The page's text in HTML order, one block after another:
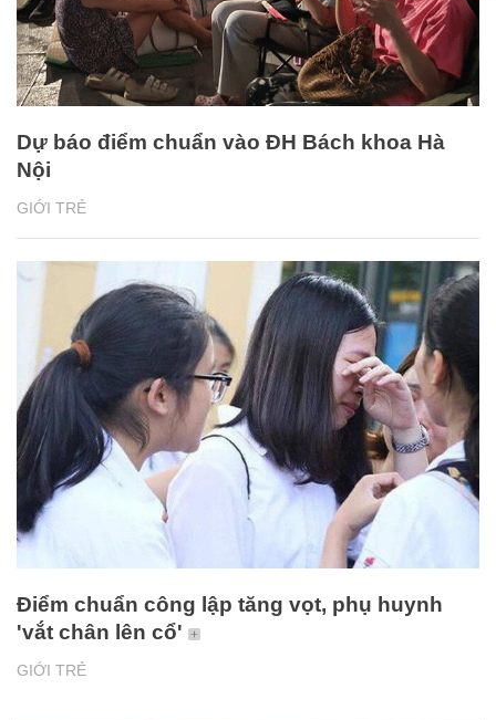
GIỚI TRẺ
Dự báo điểm chuẩn vào ĐH Bách khoa Hà
Nội
GIỚI TRẺ
Điểm chuẩn công lập tăng vọt, phụ huynh
'vắt chân lên cổ'